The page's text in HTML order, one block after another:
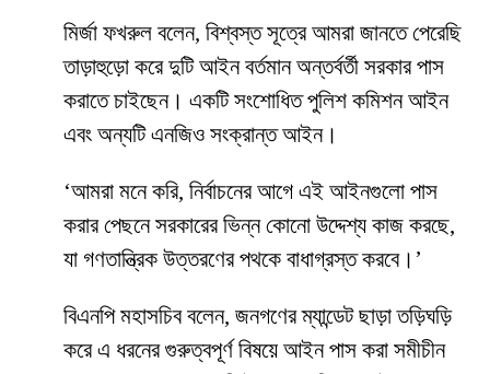
মির্জা ফখরুল বলেন, বিশ্বস্ত সূত্রে আমরা জানতে পেরেছি
তাড়াহুড়ো করে দুটি আইন বর্তমান অন্তর্বর্তী সরকার পাস
করাতে চাইছেন। একটি সংশোধিত পুলিশ কমিশন আইন
এবং অন্যটি এনজিও সংক্রান্ত আইন।
‘আমরা মনে করি, নির্বাচনের আগে এই আইনগুলো পাস
করার পেছনে সরকারের ভিন্ন কোনো উদ্দেশ্য কাজ করছে,
যা গণতান্ত্রিক উত্তরণের পথকে বাধাগ্রস্ত করবে।’
বিএনপি মহাসচিব বলেন, জনগণের ম্যান্ডেট ছাড়া তড়িঘড়ি
করে এ ধরনের গুরুত্বপূর্ণ বিষয়ে আইন পাস করা সমীচীন